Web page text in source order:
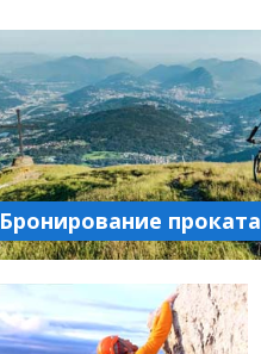
Бронирование проката